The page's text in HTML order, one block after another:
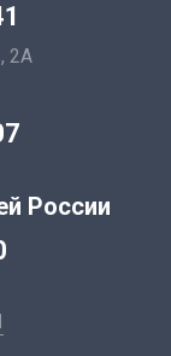
2А
России